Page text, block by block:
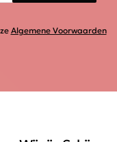
Algemene Voorwaarden